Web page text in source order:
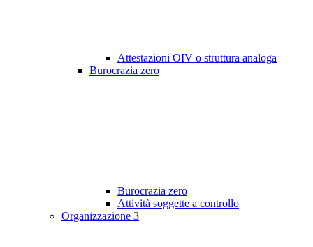
Attestazioni OIV o struttura analoga
Burocrazia zero
Burocrazia zero
Attività soggette a controllo
Organizzazione 3